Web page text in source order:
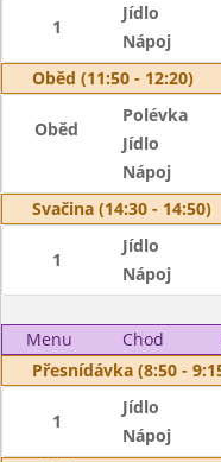
1
Jídlo
Nápoj
Oběd (11:50 - 12:20)
Oběd
Polévka
Jídlo
Nápoj
Svačina (14:30 - 14:50)
1
Jídlo
Nápoj
Menu Chod
Přesnídávka (8:50 -
1
Jídlo
Nápoj